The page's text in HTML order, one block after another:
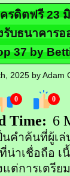
รดิตฟรี 23
รับธนาคาร
37 by
2025 by Adam
0 0
Time: 6
นคำค้นที่ผู้เ
น่าเชื่อถือ เ
ต่การเตรีย